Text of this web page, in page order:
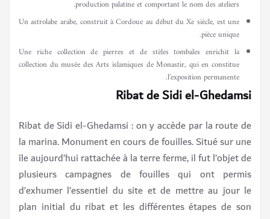
production palatine et comportant le nom des ateliers.
Un astrolabe arabe, construit à Cordoue au début du Xe siècle, est une
pièce unique.
Une riche collection de pierres et de stèles tombales enrichit la
collection du musée des Arts islamiques de Monastir, qui en constitue
l’exposition permanente.
Ribat de Sidi el-Ghedamsi
Ribat de Sidi el-Ghedamsi : on y accède par la route de
la marina. Monument en cours de fouilles. Situé sur une
île aujourd’hui rattachée à la terre ferme, il fut l’objet de
plusieurs campagnes de fouilles qui ont permis
d’exhumer l’essentiel du site et de mettre au jour le
plan initial du ribat et les différentes étapes de son